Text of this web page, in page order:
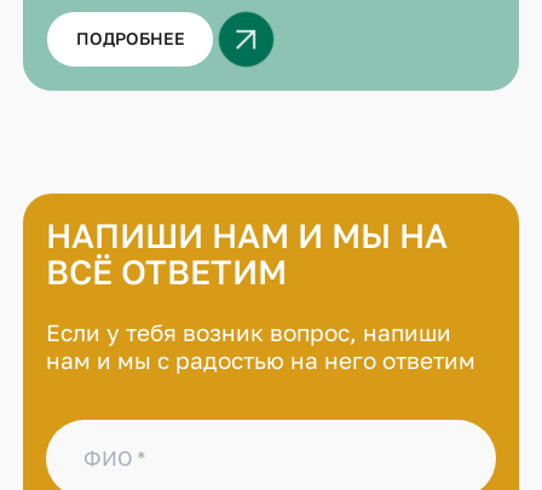
ПОДРОБНЕЕ
НАПИШИ НАМ И МЫ НА
ВСЁ ОТВЕТИМ
Если у тебя возник вопрос, напиши
нам и мы с радостью на него ответим
ФИО